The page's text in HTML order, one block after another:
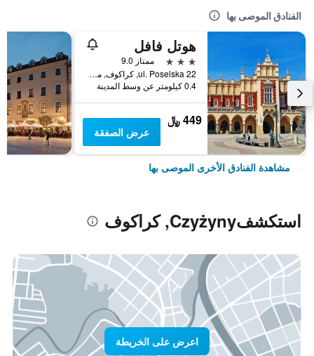
الفنادق الموصى بها
هوتل فافل
3 نجوم
ممتاز 9.0
ul. Poselska 22, كراكوف, مقاطعة بولندا الصغرى, بولندا
0.4 كيلومتر عن وسط المدينة
449 ﷼
عرض الصفقة
مشاهدة الفنادق الأخرى الموصى بها
استكشفCzyżyny, كراكوف
اعرض على الخريطة